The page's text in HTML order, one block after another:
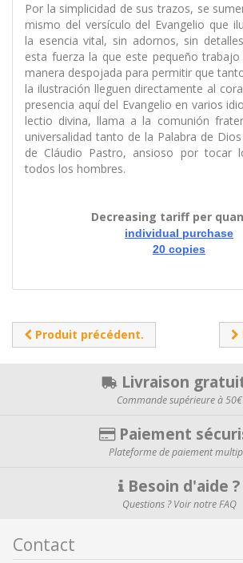
Por la simplicidad de sus trazos, se
mismo del versículo del Evangelio que
la esencia vital, sin adornos, sin
esta fuerza la que este pequeño
manera despojada para permitir que
la ilustración lleguen directamente al
presencia aquí del Evangelio en varios
lectio divina, llama a la comunión
universalidad tanto de la Palabra de
de Cláudio Pastro, ansioso por tocar
todos los hombres.
Decreasing tariff per
individual purchase
20 copies
Produit précédent.
Livraison
Commande supérieure à 50€
Paiement
Plateforme de paiement
Besoin d'aide ?
Questions ? Voir notre FAQ
Contact